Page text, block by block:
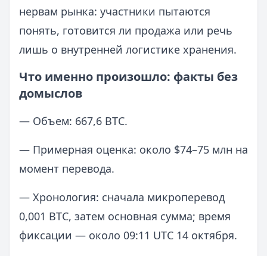
нервам рынка: участники пытаются
понять, готовится ли продажа или речь
лишь о внутренней логистике хранения.
Что именно произошло: факты без
домыслов
— Объем: 667,6 BTC.
— Примерная оценка: около $74–75 млн на
момент перевода.
— Хронология: сначала микроперевод
0,001 BTC, затем основная сумма; время
фиксации — около 09:11 UTC 14 октября.